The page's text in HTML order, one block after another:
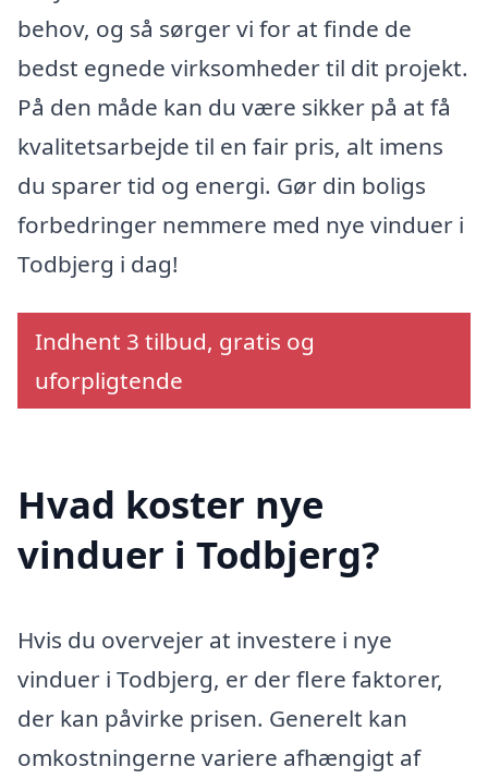
behov, og så sørger vi for at finde de
bedst egnede virksomheder til dit projekt.
På den måde kan du være sikker på at få
kvalitetsarbejde til en fair pris, alt imens
du sparer tid og energi. Gør din boligs
forbedringer nemmere med nye vinduer i
Todbjerg i dag!
Indhent 3 tilbud, gratis og
uforpligtende
Hvad koster nye
vinduer i Todbjerg?
Hvis du overvejer at investere i nye
vinduer i Todbjerg, er der flere faktorer,
der kan påvirke prisen. Generelt kan
omkostningerne variere afhængigt af